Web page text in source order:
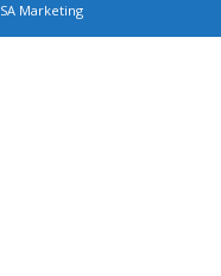
SA Marketing